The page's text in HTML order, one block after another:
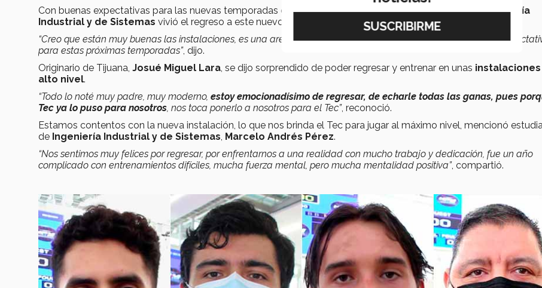
Con buenas expectativas para las nuevas temporadas de juego es comoIván Venegas, alumno deIngeniería
Industrial y de Sistemas vivió el regreso a este nuevo espacio.
“Creo que están muy buenas las instalaciones, es una arena muy padre, muy nueva, lo cual nos da muchas
para estas próximas temporadas”, dijo.
Originario de Tijuana, Josué Miguel Lara, se dijo sorprendido de poder regresar y entrenar en unas
alto nivel.
“Todo lo noté muy padre, muy moderno, estoy emocionadísimo de regresar, de echarle todas las ganas, pues
Tec ya lo puso para nosotros, nos toca ponerlo a nosotros para el Tec”, reconoció.
Estamos contentos con la nueva instalación, lo que nos brinda el Tec para jugar al máximo nivel, mencionó
de Ingeniería Industrial y de Sistemas, Marcelo Andrés Pérez.
“Nos sentimos muy felices por regresar, por enfrentarnos a una realidad con mucho trabajo y dedicación, fue un año
complicado con entrenamientos difíciles, mucha fuerza mental, pero mucha mentalidad positiva”, compartió.